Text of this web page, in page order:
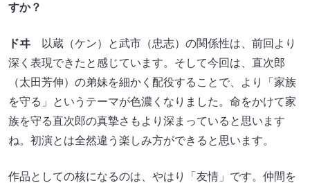
すか？
ドヰ 以蔵（ケン）と武市（忠志）の関係性は、前回より
深く表現できたと感じています。そして今回は、直次郎
（太田芳伸）の弟妹を細かく配役することで、より「家族
を守る」というテーマが色濃くなりました。命をかけて家
族を守る直次郎の真摯さもより深まっていると思います
ね。初演とは全然違う楽しみ方ができると思います。
作品としての核になるのは、やはり「友情」です。仲間を